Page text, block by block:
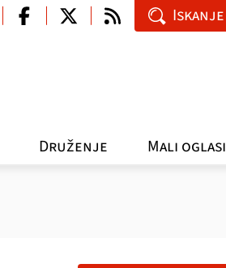
Druženje Mali oglasi
Iskanje